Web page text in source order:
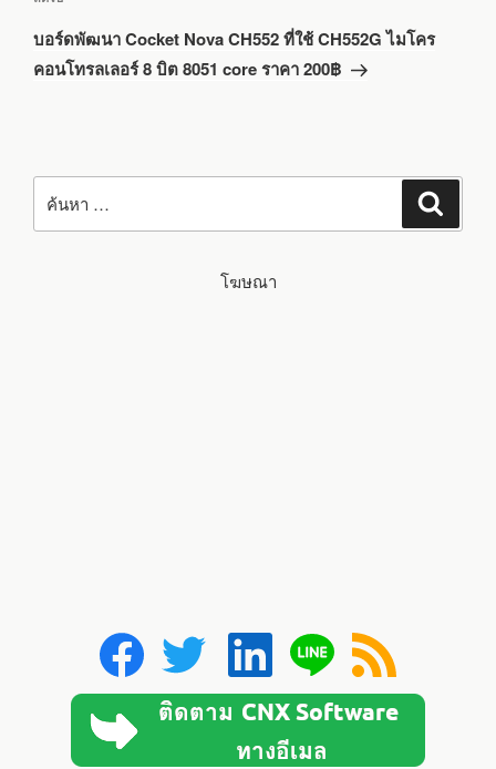
บอร์ดพัฒนา Cocket Nova CH552 ที่ใช้ CH552G ไมโคร
คอนโทรลเลอร์ 8 บิต 8051 core ราคา 200฿
ค้นหา:
โฆษณา